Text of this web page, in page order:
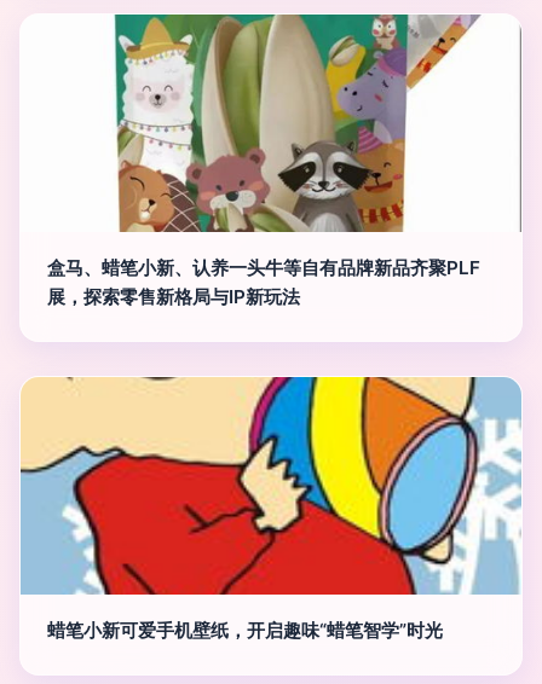
盒马、蜡笔小新、认养一头牛等自有品牌新品齐聚PLF
展，探索零售新格局与IP新玩法
蜡笔小新可爱手机壁纸，开启趣味“蜡笔智学”时光